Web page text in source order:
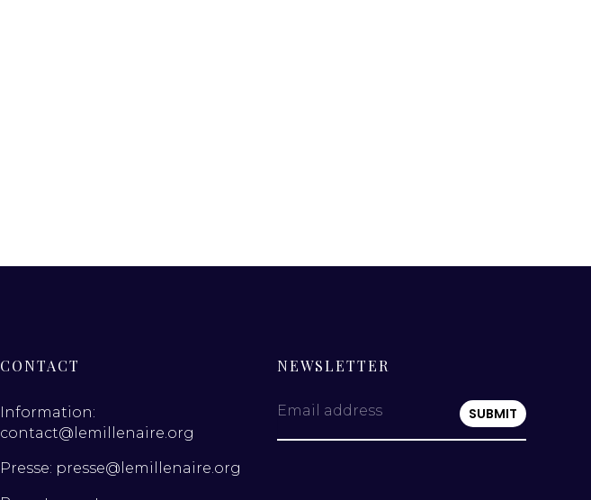
CONTACT
Information:
contact@lemillenaire.org
Presse: presse@lemillenaire.org
NEWSLETTER
Email address